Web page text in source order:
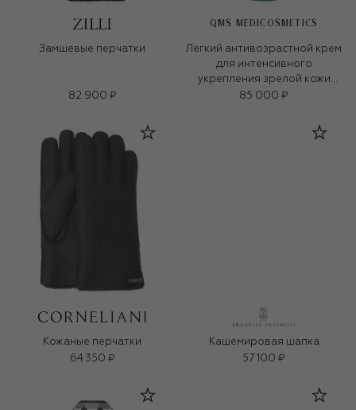
Замшевые перчатки
82 900 ₽
QMS MEDICOSMETICS
Легкий антивозрастной крем
для интенсивного
укрепления зрелой кожи
«3D-коллаген» (50ml)
85 000 ₽
Кожаные перчатки
64 350 ₽
Кашемировая шапка
57 100 ₽